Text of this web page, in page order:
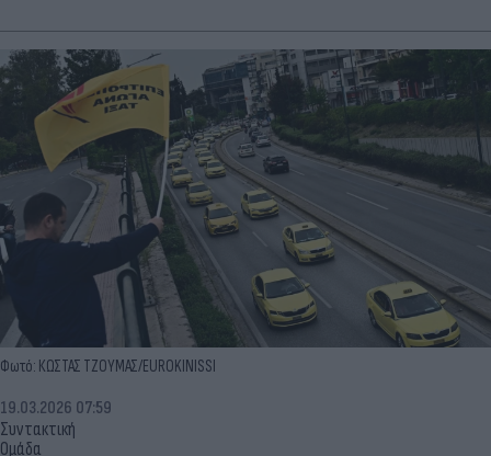
Φωτό: ΚΩΣΤΑΣ ΤΖΟΥΜΑΣ/EUROKINISSI
Συντακτική
Ομάδα
19.03.2026 07:59